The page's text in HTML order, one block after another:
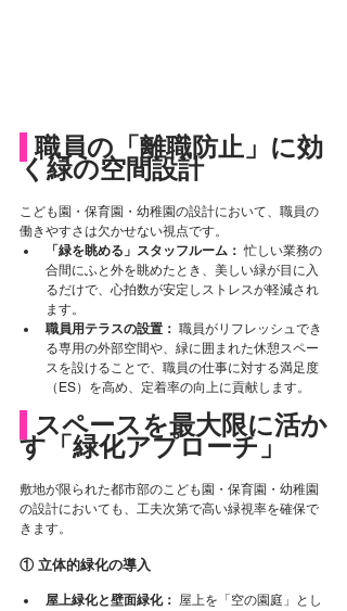
職員の「離職防止」に効
く緑の空間設計
こども園・保育園・幼稚園の設計において、職員の
働きやすさは欠かせない視点です。
「緑を眺める」スタッフルーム： 忙しい業務の
合間にふと外を眺めたとき、美しい緑が目に入
るだけで、心拍数が安定しストレスが軽減され
ます。
職員用テラスの設置： 職員がリフレッシュでき
る専用の外部空間や、緑に囲まれた休憩スペー
スを設けることで、職員の仕事に対する満足度
（ES）を高め、定着率の向上に貢献します。
スペースを最大限に活か
す「緑化アプローチ」
敷地が限られた都市部のこども園・保育園・幼稚園
の設計においても、工夫次第で高い緑視率を確保で
きます。
① 立体的緑化の導入
屋上緑化と壁面緑化： 屋上を「空の園庭」とし